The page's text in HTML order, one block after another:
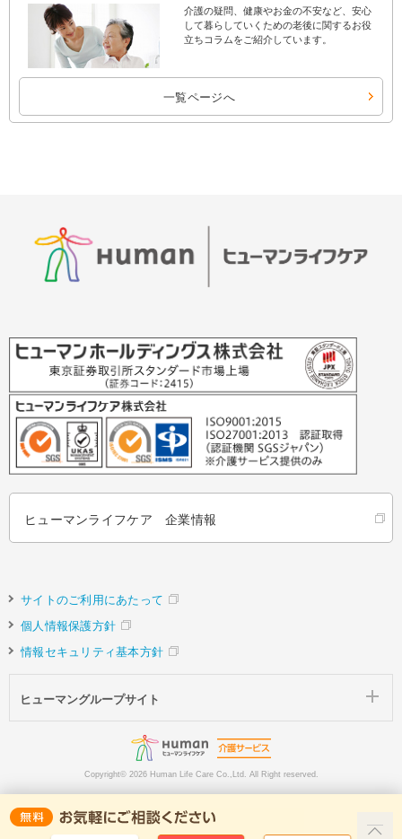
介護の疑問、健康やお金の不安など、安心
して暮らしていくための老後に関するお役
立ちコラムをご紹介しています。
一覧ページへ
ヒューマンライフケア 企業情報
サイトのご利用にあたって
個人情報保護方針
情報セキュリティ基本方針
ヒューマングループサイト
Copyright© 2026 Human Life Care Co.,Ltd. All Right reserved.